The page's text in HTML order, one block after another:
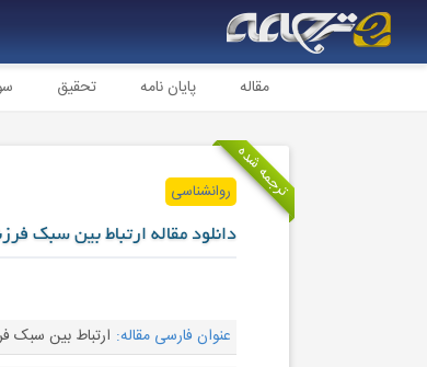
مقاله پایان نامه تحقیق
ترجمه شدهروانشناسی
دانلود مقاله ارتباط بین سبک
عنوان فارسی مقاله: ارتباط بین سبک